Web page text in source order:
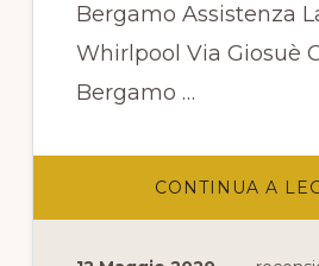
Bergamo Assistenza
Whirlpool Via Giosuè
Bergamo …
CONTINUA A